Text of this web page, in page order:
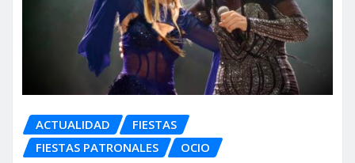
ACTUALIDAD
FIESTAS
FIESTAS PATRONALES
OCIO